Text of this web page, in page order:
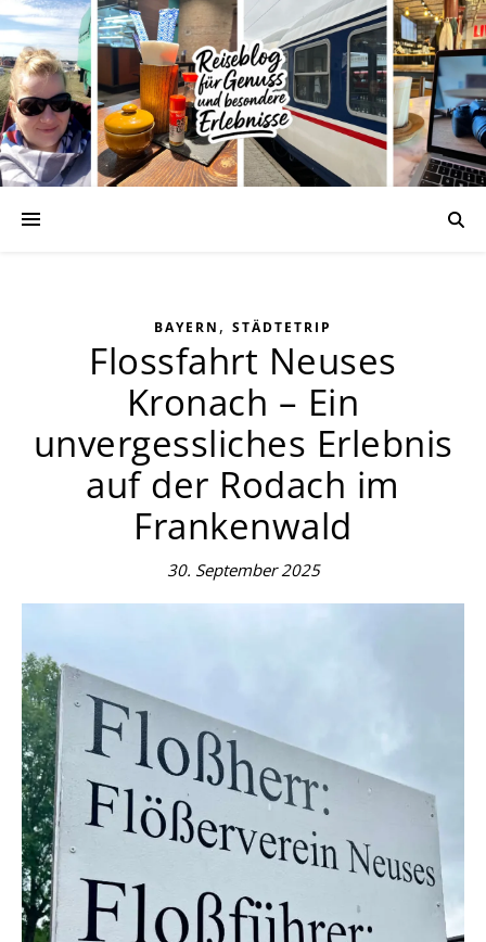
BAYERN , STÄDTETRIP
Flossfahrt Neuses
Kronach – Ein
unvergessliches Erlebnis
auf der Rodach im
Frankenwald
30. September 2025